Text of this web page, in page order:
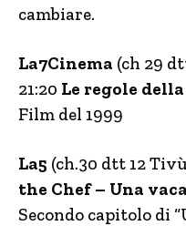
cambiare.
La7Cinema (ch 29
21:20 Le regole
Film del 1999
La5 (ch.30 dtt 12
the Chef – Una
Secondo capitolo di